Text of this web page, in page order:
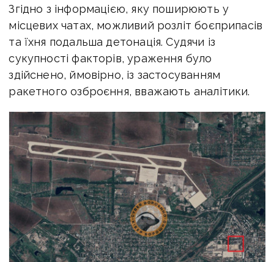
Згідно з інформацією, яку поширюють у
місцевих чатах, можливий розліт боєприпасів
та їхня подальша детонація. Судячи із
сукупності факторів, ураження було
здійснено, ймовірно, із застосуванням
ракетного озброєння, вважають аналітики.